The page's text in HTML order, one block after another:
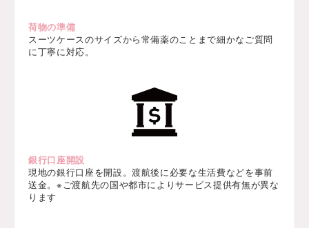
荷物の準備
スーツケースのサイズから常備薬のことまで細かなご質問
に丁寧に対応。
銀行口座開設
現地の銀行口座を開設。渡航後に必要な生活費などを事前
送金。※ご渡航先の国や都市によりサービス提供有無が異な
ります